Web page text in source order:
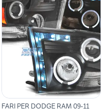
FARI PER DODGE RAM 09-11